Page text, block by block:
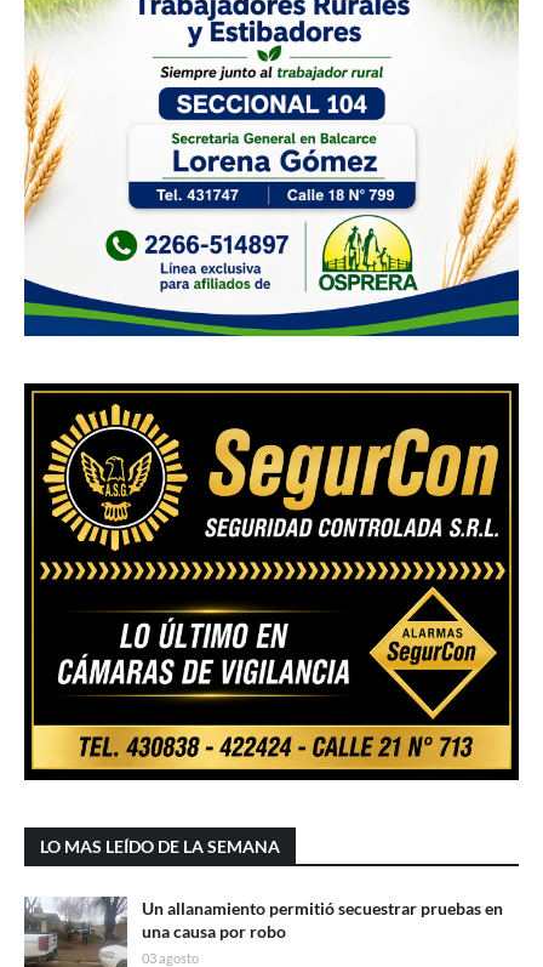
LO MAS LEÍDO DE LA SEMANA
Un allanamiento permitió secuestrar pruebas en
una causa por robo
03 agosto